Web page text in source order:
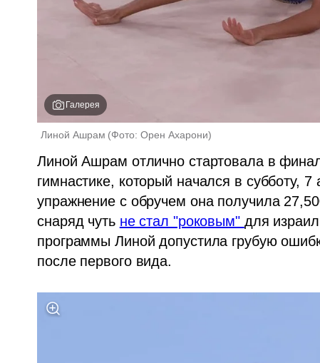
Галерея
Линой Ашрам (Фото: Орен Ахарони)
Линой Ашрам отлично стартовала в
гимнастике, который начался в субботу,
упражнение с обручем она получила
снаряд чуть не стал "роковым" для
программы Линой допустила грубую
после первого вида.